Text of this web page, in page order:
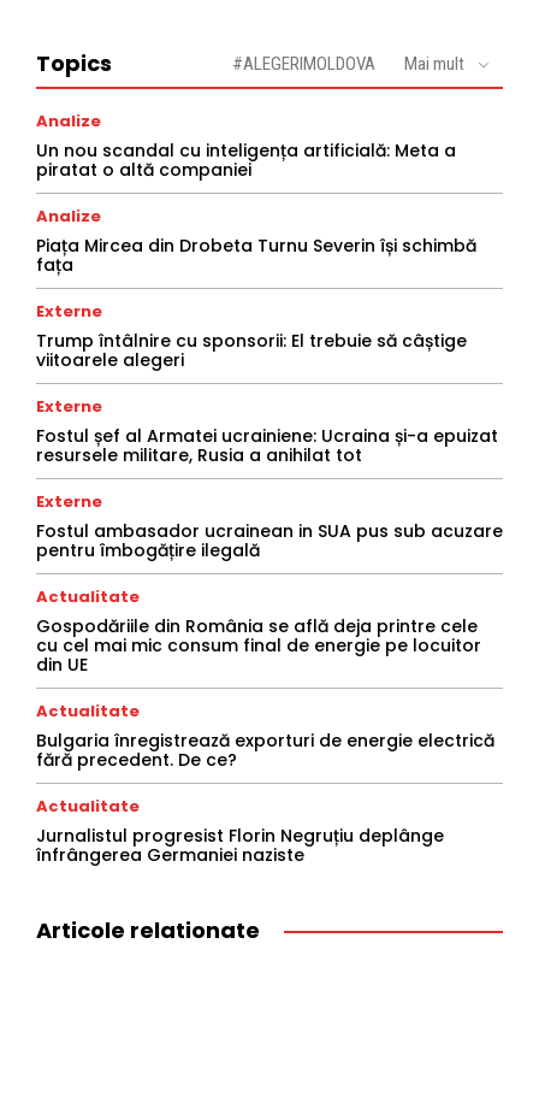
Topics #ALEGERIMOLDOVA Mai mult
Analize
Un nou scandal cu inteligența artificială: Meta a
piratat o altă companiei
Analize
Piața Mircea din Drobeta Turnu Severin își schimbă
fața
Externe
Trump întâlnire cu sponsorii: El trebuie să câștige
viitoarele alegeri
Externe
Fostul șef al Armatei ucrainiene: Ucraina și-a epuizat
resursele militare, Rusia a anihilat tot
Externe
Fostul ambasador ucrainean in SUA pus sub acuzare
pentru îmbogățire ilegală
Actualitate
Gospodăriile din România se află deja printre cele
cu cel mai mic consum final de energie pe locuitor
din UE
Actualitate
Bulgaria înregistrează exporturi de energie electrică
fără precedent. De ce?
Actualitate
Jurnalistul progresist Florin Negruțiu deplânge
înfrângerea Germaniei naziste
Articole relationate